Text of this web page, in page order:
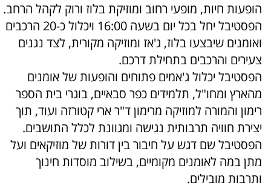
הופעות חיות, מופעי רחוב ומוזיקת בלוז ורוק לקהל הרחב.
הפסטיבל יחל בכל יום בשעה 16:00 ויכלול כ-20 הרכבים
ואומנים שיבצעו בלוז, ג'אז ומוזיקה מקורית, לצד נגנים
צעירים והרכבים בתחילת דרכם.
הפסטיבל יכלול ג'אמים פתוחים והופעות של אומנים
מהארץ ומחו"ל, תלמידים כפר סבאיים, בוגרי בית הספר
רימון והמורה למוזיקה מרימון ד"ר ארי קטורזה ועוד, תוך
יצירת חוויה תרבותית נגישה ומגוונת לכלל התושבים.
הפסטיבל שם דגש על חיבור בין דורות של מוזיקאים ועל
מתן במה לאומנים מקומיים, בשילוב מוסדות חינוך
ותרבות מובילים.